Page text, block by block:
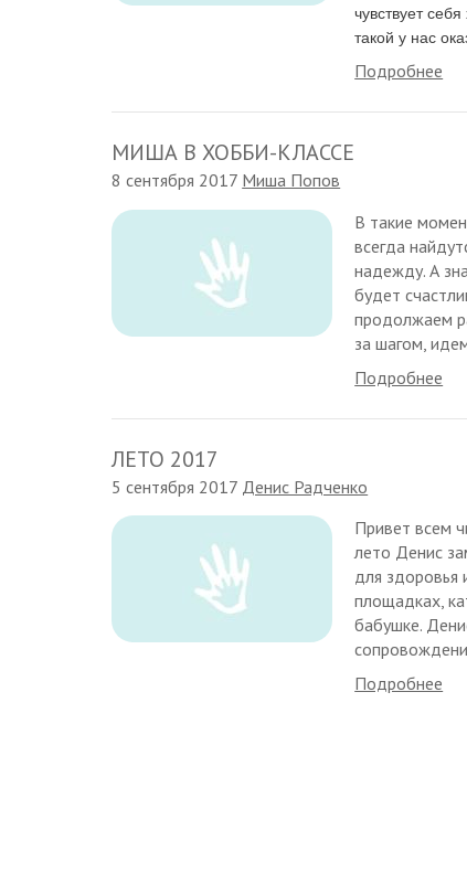
чувствует
такой у нас
Подробнее
МИША В ХОББИ-КЛАССЕ
8 сентября 2017 Миша Попов
В такие
всегда
надежду. А
будет
продолжаем
за шагом,
Подробнее
ЛЕТО 2017
5 сентября 2017 Денис Радченко
Привет всем
лето Денис
для здоровья
площадках,
бабушке.
Подробнее